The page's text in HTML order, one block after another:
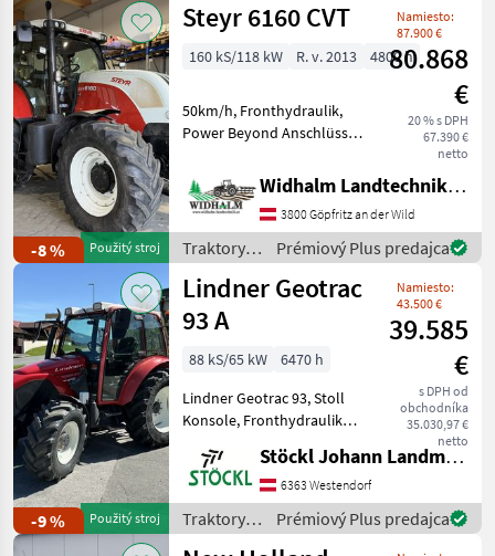
-8 % Použitý stroj
Steyr 6160 CVT
Namiesto:
87.900 €
80.868
€
20 % s DPH
67.390 €
netto
160 kS/118 kW R. v. 2013 4800 h
50km/h, Fronthydraulik,
Power Beyond Anschlüsse,
Druckluftbremse, gefederte
Kabine, gefederte
Vorderachse, LS Pumpe,
stufenloses Getriebe, K80,
au
Widhalm Landtechnik GmbH
3800 Göpfritz an der Wild
Traktory /
Steyr
Prémiový Plus predajca
-9 % Použitý stroj
Lindner Geotrac
93 A
Namiesto:
43.500 €
39.585
€
s DPH od
obchodníka
35.030,97 €
netto
88 kS/65 kW
6470 h
Lindner Geotrac 93, Stoll
Konsole, Fronthydraulik
hydraulische
Frontgeräteentlastung,
hydraulisches Bremsventil,
Kundendienst durchgeführt
Stöckl Johann Landmaschinen GesmbH & Co KG
6363 Westendorf
Traktory /
Lindner
Prémiový Plus predajca